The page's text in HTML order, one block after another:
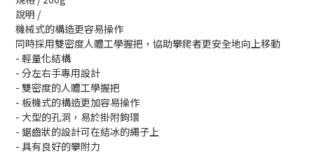
說明 /
機械式的構造更容易操作
同時採用雙密度人體工學握把，協助攀爬者更安全地向上移動
- 輕量化結構
- 分左右手專用設計
- 雙密度的人體工學握把
- 板機式的構造更加容易操作
- 大型的孔洞，易於掛附鉤環
- 鋸齒狀的設計可在結冰的繩子上
- 具有良好的攀附力